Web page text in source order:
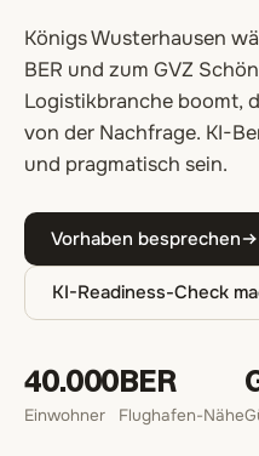
Königs Wusterhausen
BER und zum GVZ
Logistikbranche boomt,
von der Nachfrage. KI-
und pragmatisch sein.
Vorhaben besprechen
KI-Readiness-Check
40.000
Einwohner
BER
Flughafen-Nähe